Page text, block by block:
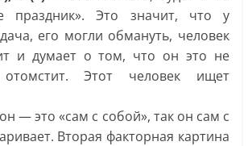
праздник». Это значит, что у
его могли обмануть, человек
и думает о том, что он это не
Этот человек ищет
— это «сам с собой», так он сам с
Вторая факторная картина